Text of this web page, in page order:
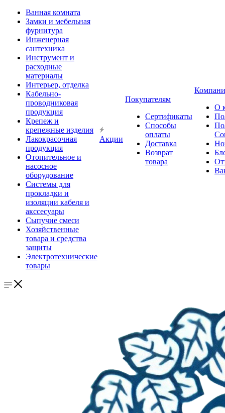
Ванная комната
Замки и мебельная
фурнитура
Инженерная
сантехника
Инструмент и
расходные
материалы
Интерьер, отделка
Кабельно-
проводниковая
продукция
Крепеж и
крепежные изделия
Лакокрасочная
продукция
Отопительное и
насосное
оборудование
Системы для
прокладки и
изоляции кабеля и
акссесуары
Сыпучие смеси
Хозяйственные
товара и средства
защиты
Электротехнические
товары
Акции
Покупателям
Сертификаты
Способы
оплаты
Доставка
Возврат
товара
О